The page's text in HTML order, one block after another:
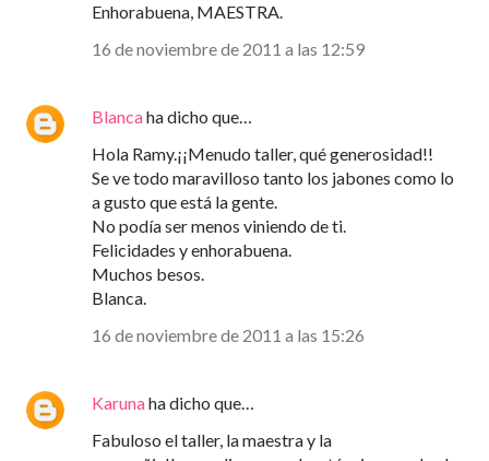
Enhorabuena, MAESTRA.
16 de noviembre de 2011 a las 12:59
Blancaha dicho que…
Hola Ramy.¡¡Menudo taller, qué generosidad!!
Se ve todo maravilloso tanto los jabones como lo
a gusto que está la gente.
No podía ser menos viniendo de ti.
Felicidades y enhorabuena.
Muchos besos.
Blanca.
16 de noviembre de 2011 a las 15:26
Karunaha dicho que…
Fabuloso el taller, la maestra y la